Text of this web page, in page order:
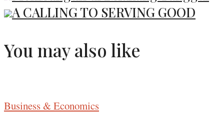
A CALLING TO SERVING GOOD
You may also like
Business & Economics